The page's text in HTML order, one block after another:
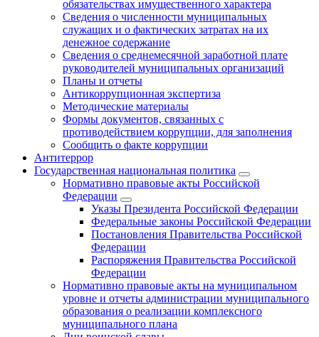
обязательствах имущественного характера
Сведения о численности муниципальных
служащих и о фактических затратах на их
денежное содержание
Сведения о среднемесячной заработной плате
руководителей муниципальных организаций
Планы и отчеты
Антикоррупционная экспертиза
Методические материалы
Формы документов, связанных с
противодействием коррупции, для заполнения
Сообщить о факте коррупции
Антитеррор
Государственная национальная политика
Нормативно правовые акты Российской
Федерации
Указы Президента Российской Федерации
Федеральные законы Российской Федерации
Постановления Правительства Российской
Федерации
Распоряжения Правительства Российской
Федерации
Нормативно правовые акты на муниципальном
уровне и отчеты администрации муниципального
образования о реализации комплексного
муниципального плана